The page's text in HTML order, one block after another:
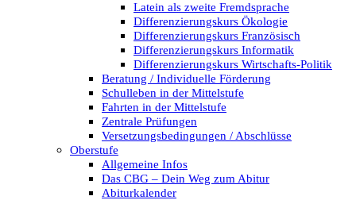
Latein als zweite Fremdsprache
Differenzierungskurs Ökologie
Differenzierungskurs Französisch
Differenzierungskurs Informatik
Differenzierungskurs Wirtschafts-Politik
Beratung / Individuelle Förderung
Schulleben in der Mittelstufe
Fahrten in der Mittelstufe
Zentrale Prüfungen
Versetzungsbedingungen / Abschlüsse
Oberstufe
Allgemeine Infos
Das CBG – Dein Weg zum Abitur
Abiturkalender